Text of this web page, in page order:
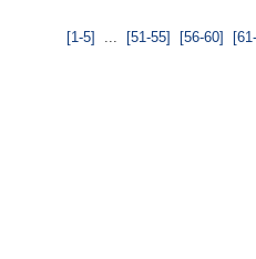
[1-5] ... [51-55] [56-60]